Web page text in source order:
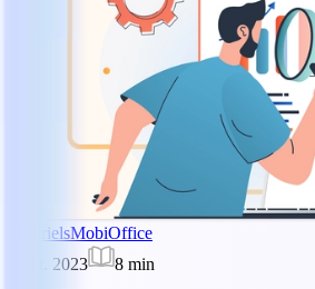
TutorielsMobiOffice
2 oct. 2023
8 min